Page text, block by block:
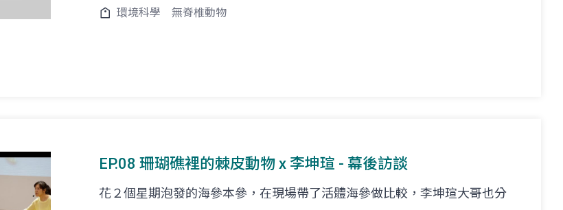
環境科學 無脊椎動物
EP.08 珊瑚礁裡的棘皮動物 x 李坤瑄 - 幕後訪談
花２個星期泡發的海參本參，在現場帶了活體海參做比較，李坤瑄大哥也分